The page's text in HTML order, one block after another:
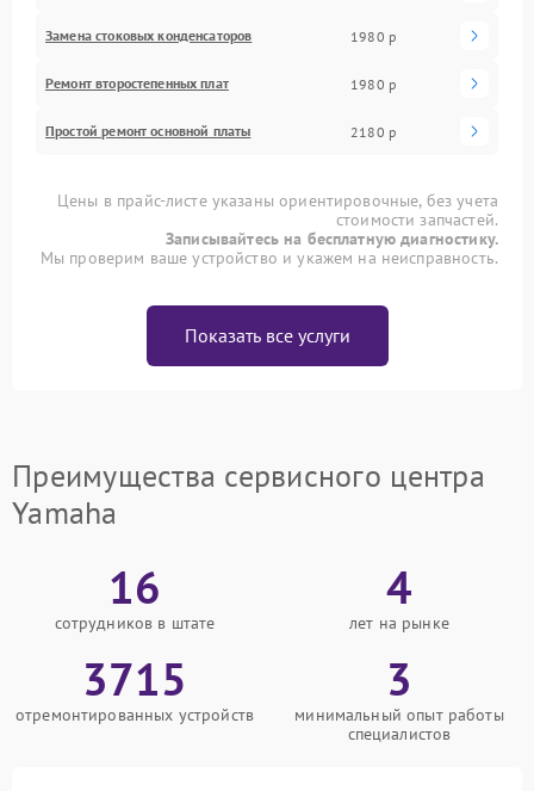
Замена стоковых конденсаторов 1980 р
Ремонт второстепенных плат 1980 р
Простой ремонт основной платы 2180 р
Цены в прайс-листе указаны ориентировочные, без учета
стоимости запчастей.
Записывайтесь на бесплатную диагностику.
Мы проверим ваше устройство и укажем на неисправность.
Показать все услуги
Преимущества сервисного центра
Yamaha
16
сотрудников в штате
4
лет на рынке
3715
отремонтированных устройств
3
минимальный опыт работы
специалистов